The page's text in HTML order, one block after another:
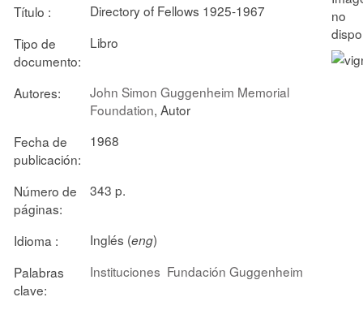
Título :
Directory of Fellows 1925-1967
Tipo de
documento:
Libro
Autores:
John Simon Guggenheim Memorial
Foundation, Autor
Fecha de
publicación:
1968
Número de
páginas:
343 p.
Idioma : Inglés (eng)
Palabras
clave:
Instituciones Fundación Guggenheim